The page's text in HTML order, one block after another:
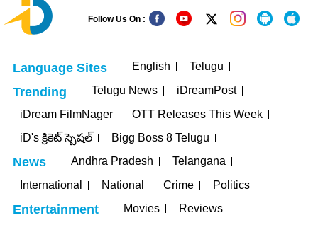
Follow Us On :
Language Sites English Telugu
Trending Telugu News
iDreamPost
iDream FilmNager
OTT Releases This Week
iD's క్రికెట్ స్పెషల్
Bigg Boss 8 Telugu
News Andhra Pradesh
Telangana
International
National Crime Politics
Entertainment Movies
Reviews